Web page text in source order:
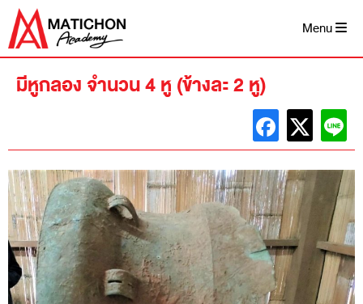
Skip
content
Menu
มีหูกลอง จำนวน 4 หู (ข้างละ 2 หู)